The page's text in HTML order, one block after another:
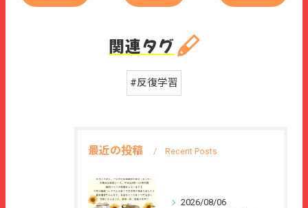
関連タグ
#反復学習
最近の投稿 Recent Posts
2026/08/06